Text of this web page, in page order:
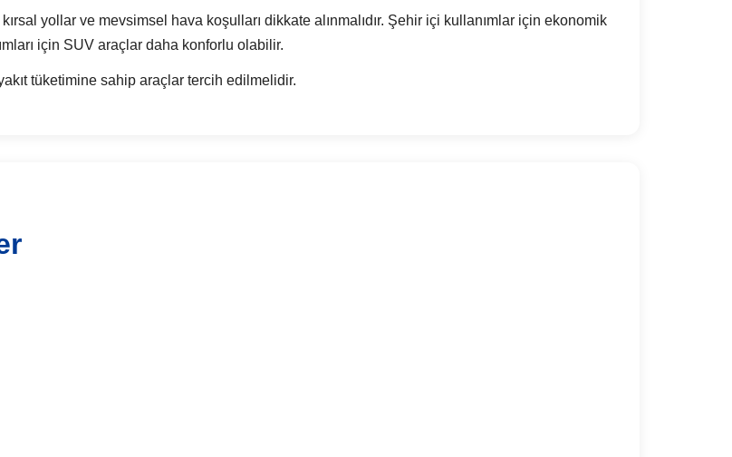
yollar ve mevsimsel hava koşulları dikkate alınmalıdır. Şehir içi kullanımlar için ekonomik
için SUV araçlar daha konforlu olabilir.
tüketimine sahip araçlar tercih edilmelidir.